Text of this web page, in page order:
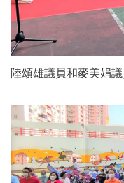
陸頌雄議員和麥美娟